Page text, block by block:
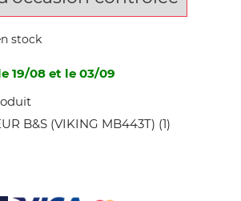
stock
19/08 et le 03/09
B&S (VIKING MB443T) (1)